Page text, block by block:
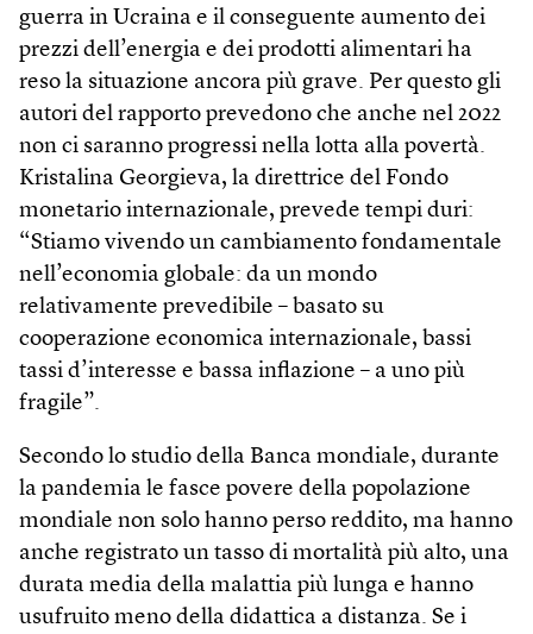
guerra in Ucraina e il conseguente aumento dei
prezzi dell’energia e dei prodotti alimentari ha
reso la situazione ancora più grave. Per questo gli
autori del rapporto prevedono che anche nel 2022
non ci saranno progressi nella lotta alla povertà.
Kristalina Georgieva, la direttrice del Fondo
monetario internazionale, prevede tempi duri:
“Stiamo vivendo un cambiamento fondamentale
nell’economia globale: da un mondo
relativamente prevedibile – basato su
cooperazione economica internazionale, bassi
tassi d’interesse e bassa inflazione – a uno più
fragile”.
Secondo lo studio della Banca mondiale, durante
la pandemia le fasce povere della popolazione
mondiale non solo hanno perso reddito, ma hanno
anche registrato un tasso di mortalità più alto, una
durata media della malattia più lunga e hanno
usufruito meno della didattica a distanza. Se i